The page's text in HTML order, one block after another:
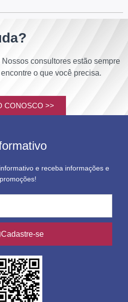
consultores estão sempre
o que você precisa.
CONOSCO >>
e receba informações e
promoções!
Cadastre-se